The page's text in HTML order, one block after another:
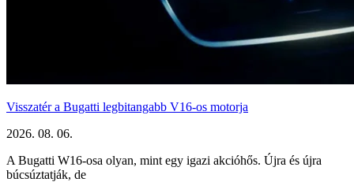
Visszatér a Bugatti legbitangabb V16-os motorja
2026. 08. 06.
A Bugatti W16-osa olyan, mint egy igazi akcióhős. Újra és újra
búcsúztatják, de